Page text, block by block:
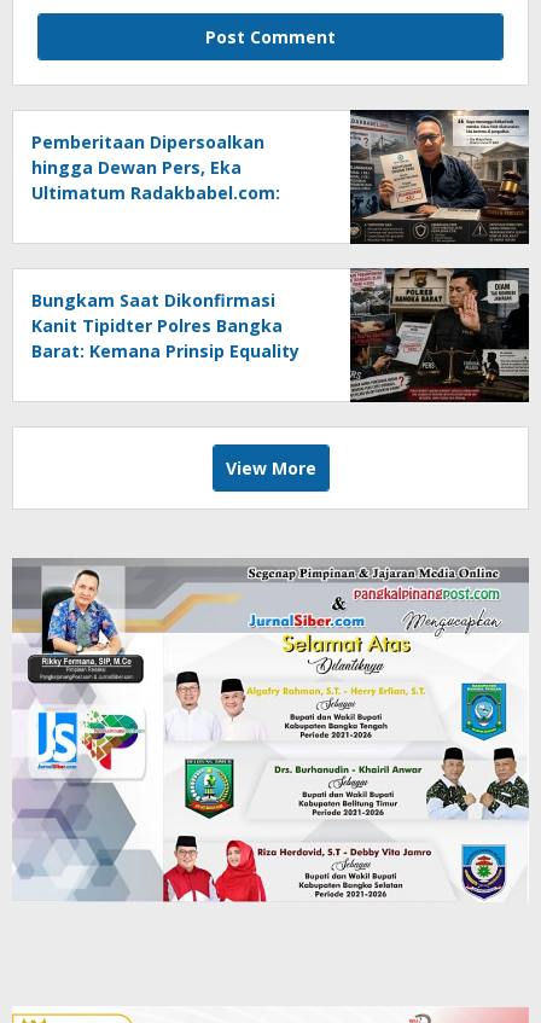
Pemberitaan Dipersoalkan
hingga Dewan Pers, Eka
Ultimatum Radakbabel.com:
Tempuh Jalur Hukum
Bungkam Saat Dikonfirmasi
Kanit Tipidter Polres Bangka
Barat: Kemana Prinsip Equality
View More